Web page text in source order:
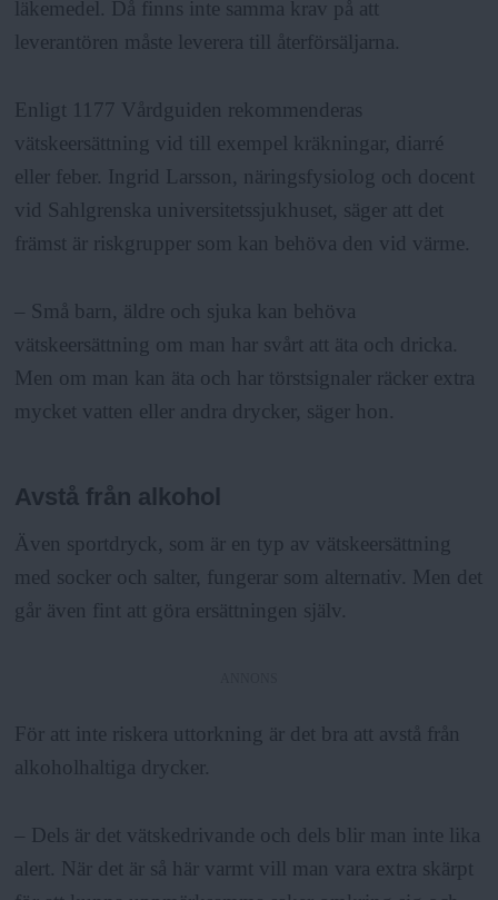
läkemedel. Då finns inte samma krav på att
leverantören måste leverera till återförsäljarna.
Enligt 1177 Vårdguiden rekommenderas
vätskeersättning vid till exempel kräkningar, diarré
eller feber. Ingrid Larsson, näringsfysiolog och docent
vid Sahlgrenska universitetssjukhuset, säger att det
främst är riskgrupper som kan behöva den vid värme.
– Små barn, äldre och sjuka kan behöva
vätskeersättning om man har svårt att äta och dricka.
Men om man kan äta och har törstsignaler räcker extra
mycket vatten eller andra drycker, säger hon.
Avstå från alkohol
Även sportdryck, som är en typ av vätskeersättning
med socker och salter, fungerar som alternativ. Men det
går även fint att göra ersättningen själv.
För att inte riskera uttorkning är det bra att avstå från
alkoholhaltiga drycker.
– Dels är det vätskedrivande och dels blir man inte lika
alert. När det är så här varmt vill man vara extra skärpt